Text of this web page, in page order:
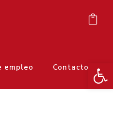
empleo Contacto